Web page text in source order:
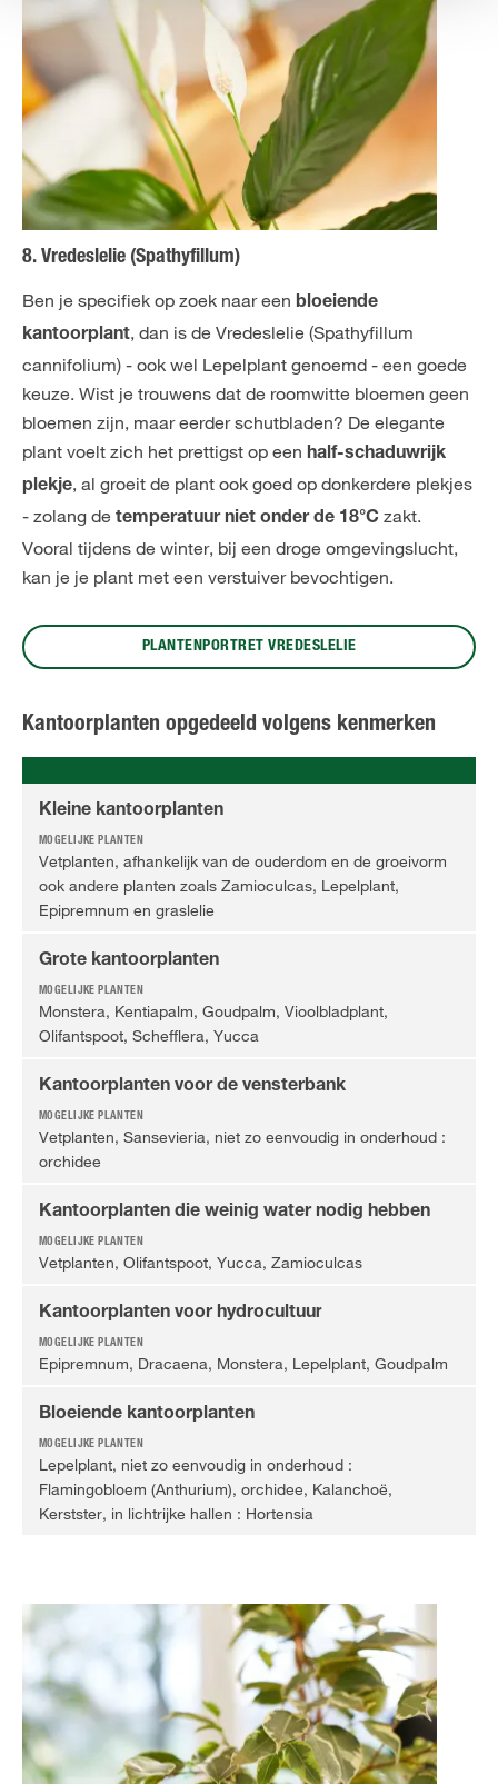
8. Vredeslelie (Spathyfillum)
Ben je specifiek op zoek naar een bloeiende
kantoorplant, dan is de Vredeslelie (Spathyfillum
cannifolium) - ook wel Lepelplant genoemd - een goede
keuze. Wist je trouwens dat de roomwitte bloemen geen
bloemen zijn, maar eerder schutbladen? De elegante
plant voelt zich het prettigst op een half-schaduwrijk
plekje, al groeit de plant ook goed op donkerdere plekjes
- zolang de temperatuur niet onder de 18°C zakt.
Vooral tijdens de winter, bij een droge omgevingslucht,
kan je je plant met een verstuiver bevochtigen.
PLANTENPORTRET VREDESLELIE
Kantoorplanten opgedeeld volgens kenmerken
Kleine kantoorplanten
Vetplanten, afhankelijk van de ouderdom en de groeivorm
ook andere planten zoals Zamioculcas, Lepelplant,
Epipremnum en graslelie
Grote kantoorplanten
Monstera, Kentiapalm, Goudpalm, Vioolbladplant,
Olifantspoot, Schefflera, Yucca
Kantoorplanten voor de vensterbank
Vetplanten, Sansevieria, niet zo eenvoudig in onderhoud :
orchidee
Kantoorplanten die weinig water nodig hebben
Vetplanten, Olifantspoot, Yucca, Zamioculcas
Kantoorplanten voor hydrocultuur
Epipremnum, Dracaena, Monstera, Lepelplant, Goudpalm
Bloeiende kantoorplanten
Lepelplant, niet zo eenvoudig in onderhoud :
Flamingobloem (Anthurium), orchidee, Kalanchoë,
Kerstster, in lichtrijke hallen : Hortensia